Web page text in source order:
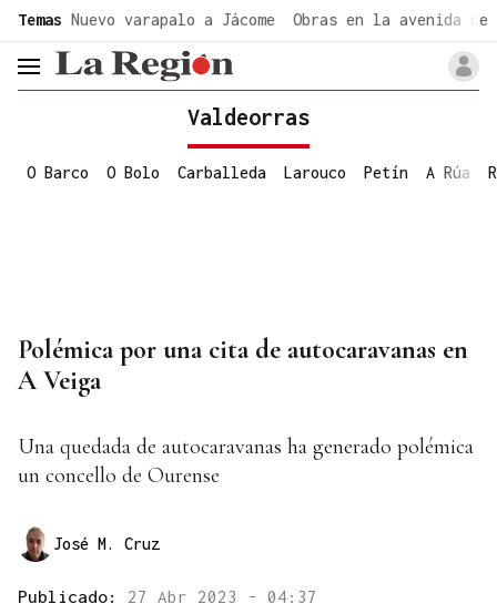
Temas Nuevo varapalo a Jácome Obras en la avenida de
header.menu.open
Valdeorras
O Barco O Bolo Carballeda Larouco Petín A Rúa
Polémica por una cita de autocaravanas en
A Veiga
Una quedada de autocaravanas ha generado polémica
un concello de Ourense
José M. Cruz
Publicado: 27 Abr 2023 - 04:37